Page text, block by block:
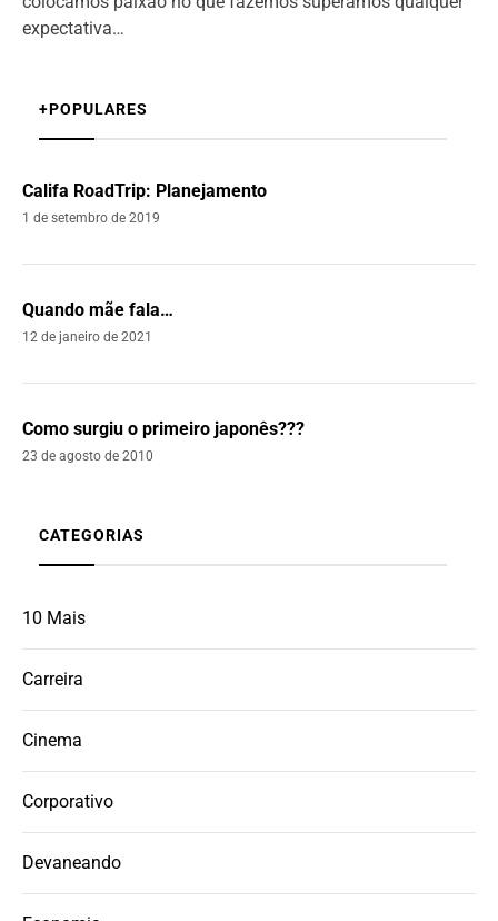
expectativa…
+POPULARES
Califa RoadTrip: Planejamento
1 de setembro de 2019
Quando mãe fala…
12 de janeiro de 2021
Como surgiu o primeiro japonês???
23 de agosto de 2010
CATEGORIAS
10 Mais
Carreira
Cinema
Corporativo
Devaneando